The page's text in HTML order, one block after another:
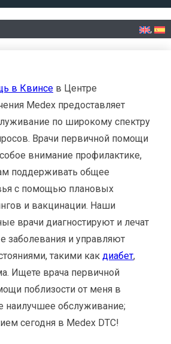
Home»
– Лучший врач первичной помощи в Квинсе,
штат Нью-Йорк
в Квинсе в Центре
Medex предоставляет
по широкому спектру
Врачи первичной помощи
внимание профилактике,
поддерживать общее
с помощью плановых
и вакцинации. Наши
врачи диагностируют и лечат
заболевания и управляют
такими как диабет,
Ищете врача первичной
поблизости от меня в
наилучшее обслуживание;
сегодня в Medex DTC!